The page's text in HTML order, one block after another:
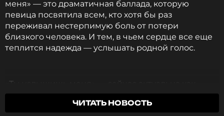
меня» — это драматичная баллада, которую
певица посвятила всем, кто хотя бы раз
переживал нестерпимую боль от потери
близкого человека. И тем, в чьем сердце все еще
теплится надежда — услышать родной голос.
«Ты услышишь меня» — сейчас актуальна как
никогда и никого не оставит равнодушным!
ЧИТАТЬ НОВОСТЬ